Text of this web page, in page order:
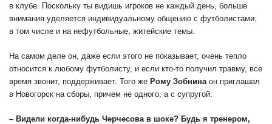
в клубе. Поскольку ты видишь игроков не каждый день, больше
внимания уделяется индивидуальному общению с футболистами,
в том числе и на нефутбольные, житейские темы.
На самом деле он, даже если этого не показывает, очень тепло
относится к любому футболисту, и если кто-то получил травму, все
время звонит, поддерживает. Того же Рому Зобнина он приглашал
в Новогорск на сборы, причем не одного, а с супругой.
– Видели когда-нибудь Черчесова в шоке? Будь я тренером,